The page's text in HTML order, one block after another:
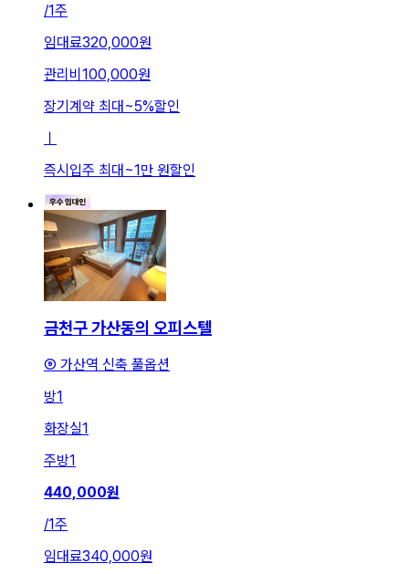
/1주
임대료320,000원
관리비 100,000원
장기계약 최대~5%할인
ㅣ
즉시입주 최대~1만 원할인
금천구 가산동의 오피스텔
⑨ 가산역 신축 풀옵션
방1
화장실1
주방1
440,000원
/1주
임대료340,000원